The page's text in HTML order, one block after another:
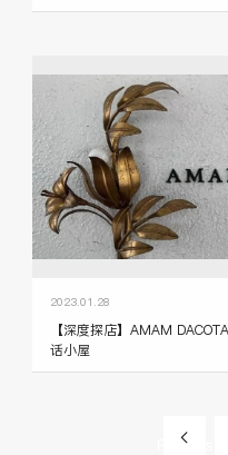
2023.01.28
【深度探店】AMAM
话小屋
«
Previous